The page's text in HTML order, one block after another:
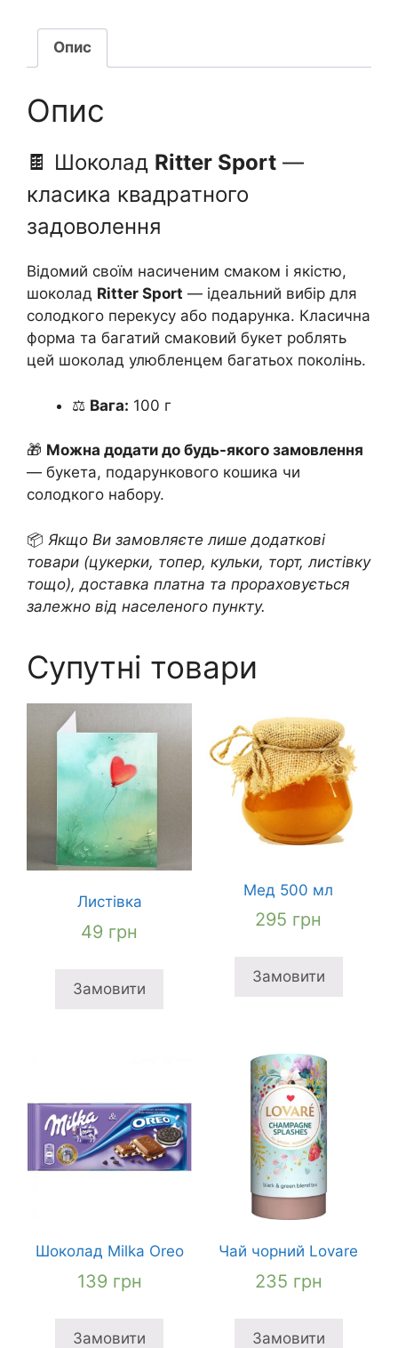
Опис
Опис
🍫 Шоколад Ritter Sport —
класика квадратного
задоволення
Відомий своїм насиченим смаком і якістю,
шоколад Ritter Sport — ідеальний вибір для
солодкого перекусу або подарунка. Класична
форма та багатий смаковий букет роблять
цей шоколад улюбленцем багатьох поколінь.
⚖️ Вага: 100 г
🎁 Можна додати до будь-якого замовлення
— букета, подарункового кошика чи
солодкого набору.
📦 Якщо Ви замовляєте лише додаткові
товари (цукерки, топер, кульки, торт, листівку
тощо), доставка платна та прораховується
залежно від населеного пункту.
Супутні товари
Листівка
49 грн
Замовити
Мед 500 мл
295 грн
Замовити
Шоколад Milka Oreo
139 грн
Замовити
Чай чорний Lovare
235 грн
Замовити